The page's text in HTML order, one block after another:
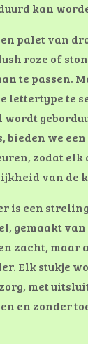
kan
palet van
roze of
te passen.
lettertype te
bieden we
zodat
van de
is een
gemaakt
zacht, maar
Elk stukje
met
en zonder